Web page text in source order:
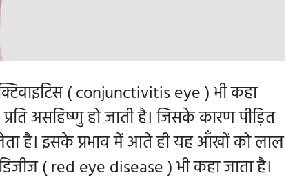
( conjunctivitis eye ) भी कहा
असहिष्णु हो जाती है। जिसके कारण पीड़ित
है। इसके प्रभाव में आते ही यह आँखों को लाल
( red eye disease ) भी कहा जाता है।